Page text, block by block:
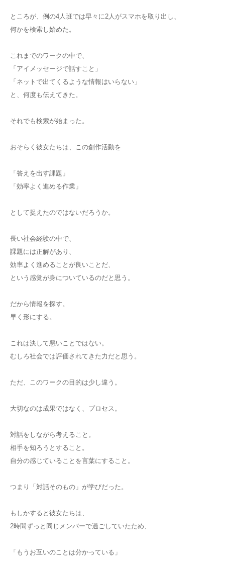
ところが、例の4人班では早々に2人がスマホを取り出し、
何かを検索し始めた。
これまでのワークの中で、
「アイメッセージで話すこと」
「ネットで出てくるような情報はいらない」
と、何度も伝えてきた。
それでも検索が始まった。
おそらく彼女たちは、この創作活動を
「答えを出す課題」
「効率よく進める作業」
として捉えたのではないだろうか。
長い社会経験の中で、
課題には正解があり、
効率よく進めることが良いことだ、
という感覚が身についているのだと思う。
だから情報を探す。
早く形にする。
これは決して悪いことではない。
むしろ社会では評価されてきた力だと思う。
ただ、このワークの目的は少し違う。
大切なのは成果ではなく、プロセス。
対話をしながら考えること。
相手を知ろうとすること。
自分の感じていることを言葉にすること。
つまり「対話そのもの」が学びだった。
もしかすると彼女たちは、
2時間ずっと同じメンバーで過ごしていたため、
「もうお互いのことは分かっている」